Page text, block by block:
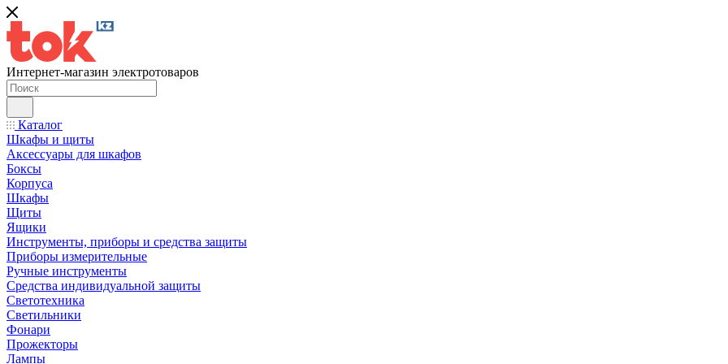
Интернет-магазин электротоваров
Каталог
Шкафы и щиты
Аксессуары для шкафов
Боксы
Корпуса
Шкафы
Щиты
Ящики
Инструменты, приборы и средства защиты
Приборы измерительные
Ручные инструменты
Средства индивидуальной защиты
Светотехника
Светильники
Фонари
Прожекторы
Лампы